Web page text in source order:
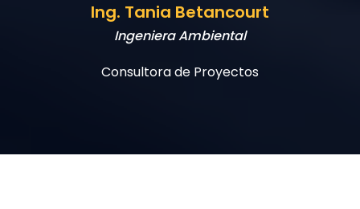
Ing. Alejandra Vélez
Ingeniera Industrial
Consultora de Proyectos